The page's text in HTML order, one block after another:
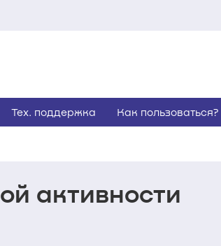
Тех. поддержка Как пользоваться?
активности